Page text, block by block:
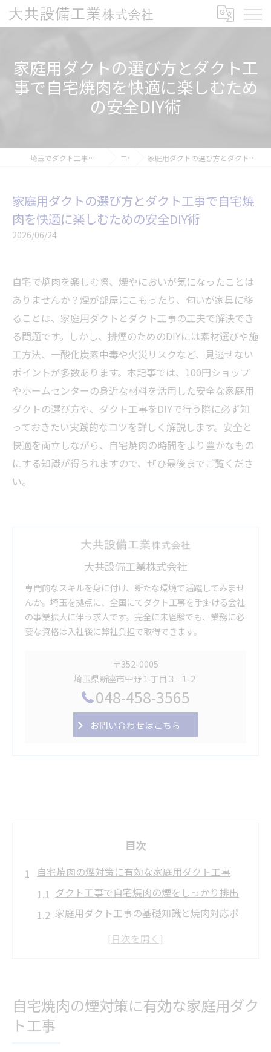
家庭用ダクトの選び方とダクト工
事で自宅焼肉を快適に楽しむため
の安全DIY術
埼玉でダクト工事の求人なら大共設備工業株式会社 コラム 家庭用ダクトの選び方とダクト工事で自宅焼肉を快適に楽しむための安全DIY術
家庭用ダクトの選び方とダクト工事で自宅焼
肉を快適に楽しむための安全DIY術
2026/06/24
自宅で焼肉を楽しむ際、煙やにおいが気になったことは
ありませんか？煙が部屋にこもったり、匂いが家具に移
ることは、家庭用ダクトとダクト工事の工夫で解決でき
る問題です。しかし、排煙のためのDIYには素材選びや施
工方法、一酸化炭素中毒や火災リスクなど、見逃せない
ポイントが多数あります。本記事では、100円ショップ
やホームセンターの身近な材料を活用した安全な家庭用
ダクトの選び方や、ダクト工事をDIYで行う際に必ず知
っておきたい実践的なコツを詳しく解説します。安全と
快適を両立しながら、自宅焼肉の時間をより豊かなもの
にする知識が得られますので、ぜひ最後までご覧くださ
い。
大共設備工業株式会社
専門的なスキルを身に付け、新たな環境で活躍してみませ
んか。埼玉を拠点に、全国にてダクト工事を手掛ける会社
の事業拡大に伴う求人です。完全に未経験でも、業務に必
要な資格は入社後に弊社負担で取得できます。
〒352-0005
埼玉県新座市中野１丁目３−１２
048-458-3565
お問い合わせはこちら
目次
自宅焼肉の煙対策に有効な家庭用ダクト工事
ダクト工事で自宅焼肉の煙をしっかり排出
家庭用ダクト工事の基礎知識と焼肉対応ポ
方法
自宅焼肉の煙対策に有効な家庭用ダク
ト工事